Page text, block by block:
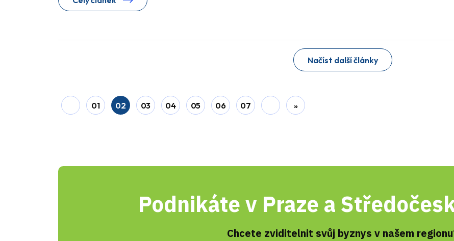
Načíst další články
01 02 03 04 05 06 07 »
Podnikáte v Praze a
Chcete zviditelnit svůj byznys v našem